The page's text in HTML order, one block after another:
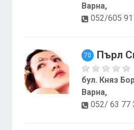
Варна,
052/605
70 Пърл
бул. Княз
Варна,
052/ 63 77